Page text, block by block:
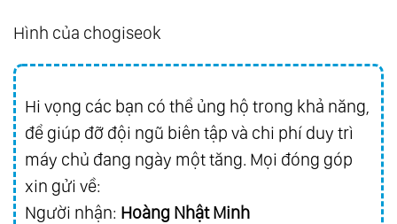
Hình của chogiseok
Hi vọng các bạn có thể ủng hộ trong khả năng,
để giúp đỡ đội ngũ biên tập và chi phí duy trì
máy chủ đang ngày một tăng. Mọi đóng góp
xin gửi về:
Người nhận: Hoàng Nhật Minh